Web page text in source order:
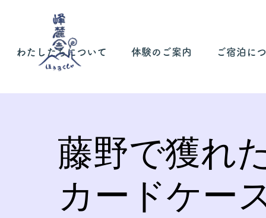
わたしたちについて 体験のご案内 ご宿泊に
藤野で獲れ
カードケー